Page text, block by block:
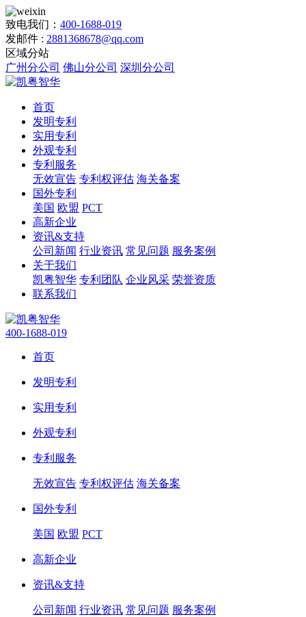
致电我们： 400-1688-019
发邮件 : 2881368678@qq.com
区域分站
广州分公司 佛山分公司 深圳分公司
首页
发明专利
实用专利
外观专利
专利服务
无效宣告 专利权评估 海关备案
国外专利
美国 欧盟 PCT
高新企业
资讯&支持
公司新闻 行业资讯 常见问题 服务案例
关于我们
凯粤智华 专利团队 企业风采 荣誉资质
联系我们
400-1688-019
首页
发明专利
实用专利
外观专利
专利服务
无效宣告 专利权评估 海关备案
国外专利
美国 欧盟 PCT
高新企业
资讯&支持
公司新闻 行业资讯 常见问题 服务案例